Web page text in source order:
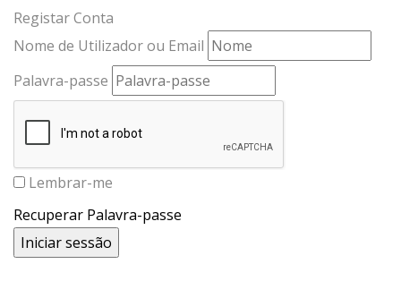
Registar Conta
Nome de Utilizador ou Email
Palavra-passe
Lembrar-me
Recuperar Palavra-passe